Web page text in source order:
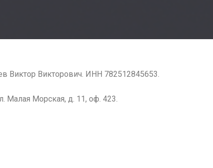
Виктор Викторович. ИНН 782512845653.
Малая Морская, д. 11, оф. 423.